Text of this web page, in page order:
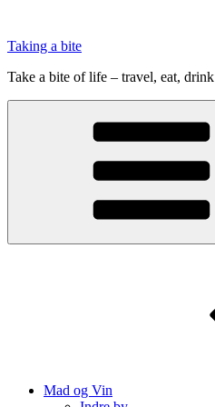
indhold
Taking a bite
Take a bite of life – travel, eat, drink
Mad og Vin